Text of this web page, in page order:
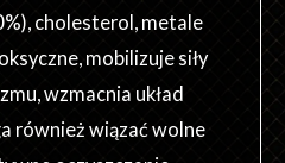
cholesterol, metale
mobilizuje siły
wzmacnia układ
również wiązać wolne